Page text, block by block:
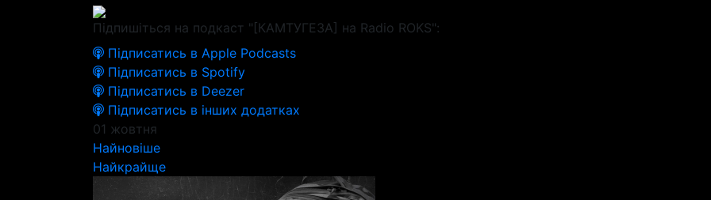
Підпишіться на подкаст "[КАМТУГЕЗА] на Radio ROKS":
Підписатись в Apple Podcasts
Підписатись в Spotify
Підписатись в Deezer
Підписатись в інших додатках
01 жовтня
Найновіше
Найкрайще